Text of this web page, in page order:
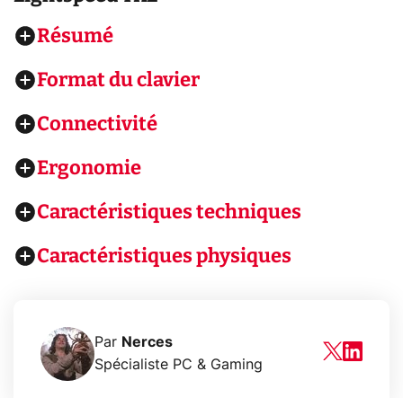
Résumé
Format du clavier
Connectivité
Ergonomie
Caractéristiques techniques
Caractéristiques physiques
Par Nerces
Spécialiste PC & Gaming